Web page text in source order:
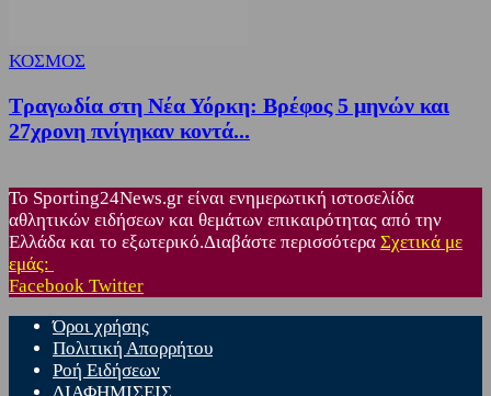
ΚΟΣΜΟΣ
Τραγωδία στη Νέα Υόρκη: Βρέφος 5 μηνών και
27χρονη πνίγηκαν κοντά...
Το Sporting24News.gr είναι ενημερωτική ιστοσελίδα
αθλητικών ειδήσεων και θεμάτων επικαιρότητας από την
Ελλάδα και το εξωτερικό.Διαβάστε περισσότερα Σχετικά με
εμάς:
Facebook Twitter
Όροι χρήσης
Πολιτική Απορρήτου
Ροή Ειδήσεων